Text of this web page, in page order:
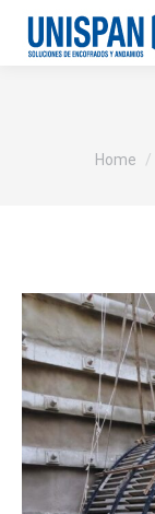
You are
Home